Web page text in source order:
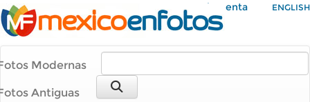
Mi Cuenta ENGLISH
Modernas
Antiguas